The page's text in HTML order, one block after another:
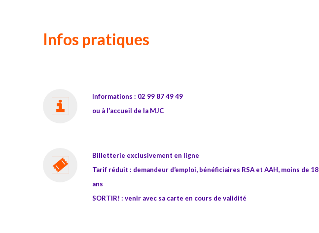
Infos pratiques
Informations : 02 99 87 49 49
ou à l’accueil de la MJC
Billetterie exclusivement en ligne
Tarif réduit : demandeur d’emploi, bénéficiaires RSA et AAH, moins de 18
ans
SORTIR! : venir avec sa carte en cours de validité